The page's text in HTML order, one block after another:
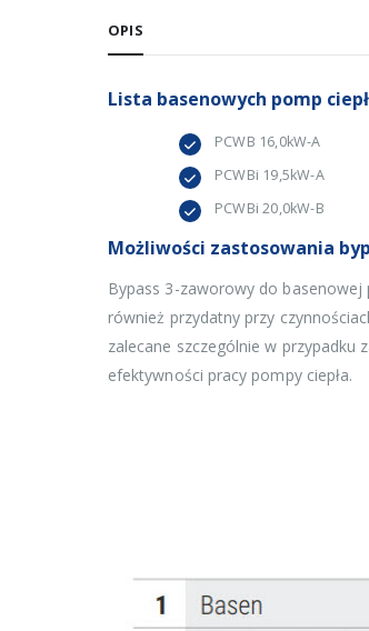
OPIS
Lista basenowych pomp
PCWB 16,0kW-A
PCWBi 19,5kW-A
PCWBi 20,0kW-B
Możliwości zastosowania
Bypass 3-zaworowy do basenowej
również przydatny przy
zalecane szczególnie w
efektywności pracy pompy ciepła.